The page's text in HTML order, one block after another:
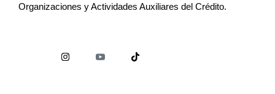
Organizaciones y Actividades Auxiliares del Crédito.